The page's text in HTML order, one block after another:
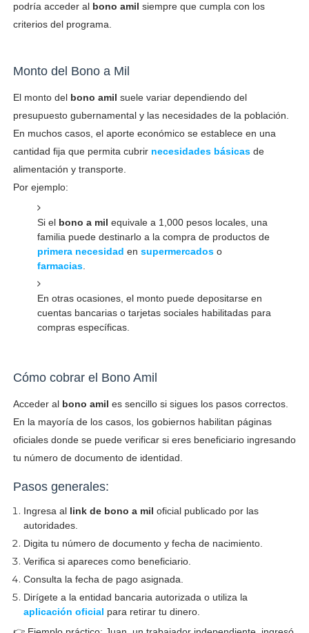
podría acceder al bono amil siempre que cumpla con los
criterios del programa.
Monto del Bono a Mil
El monto del bono amil suele variar dependiendo del
presupuesto gubernamental y las necesidades de la población.
En muchos casos, el aporte económico se establece en una
cantidad fija que permita cubrir necesidades básicasde
alimentación y transporte.
Por ejemplo:
Si el bono a mil equivale a 1,000 pesos locales, una
familia puede destinarlo a la compra de productos de
primera necesidad en supermercadoso
farmacias.
En otras ocasiones, el monto puede depositarse en
cuentas bancarias o tarjetas sociales habilitadas para
compras específicas.
Cómo cobrar el Bono Amil
Acceder al bono amil es sencillo si sigues los pasos correctos.
En la mayoría de los casos, los gobiernos habilitan páginas
oficiales donde se puede verificar si eres beneficiario ingresando
tu número de documento de identidad.
Pasos generales:
Ingresa al link de bono a mil oficial publicado por las
autoridades.
Digita tu número de documento y fecha de nacimiento.
Verifica si apareces como beneficiario.
Consulta la fecha de pago asignada.
Dirígete a la entidad bancaria autorizada o utiliza la
aplicación oficial para retirar tu dinero.